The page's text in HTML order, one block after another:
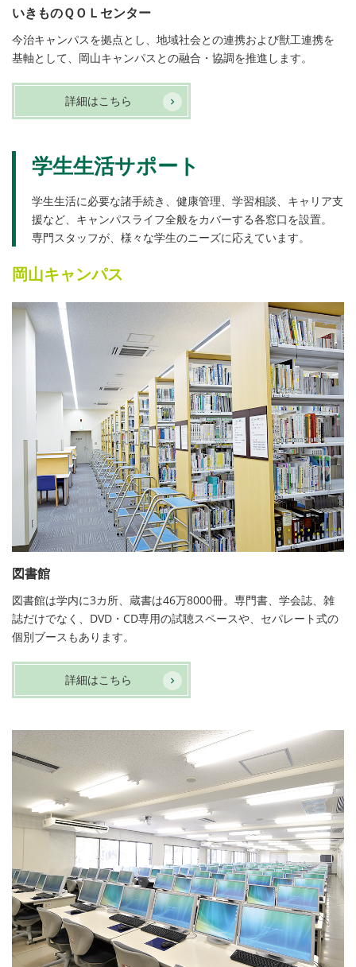
いきものＱＯＬセンター
今治キャンパスを拠点とし、地域社会との連携および獣工連携を
基軸として、岡山キャンパスとの融合・協調を推進します。
詳細はこちら
学生生活サポート
学生生活に必要な諸手続き、健康管理、学習相談、キャリア支
援など、キャンパスライフ全般をカバーする各窓口を設置。
専門スタッフが、様々な学生のニーズに応えています。
岡山キャンパス
図書館
図書館は学内に3カ所、蔵書は46万8000冊。専門書、学会誌、雑
誌だけでなく、DVD・CD専用の試聴スペースや、セパレート式の
個別ブースもあります。
詳細はこちら